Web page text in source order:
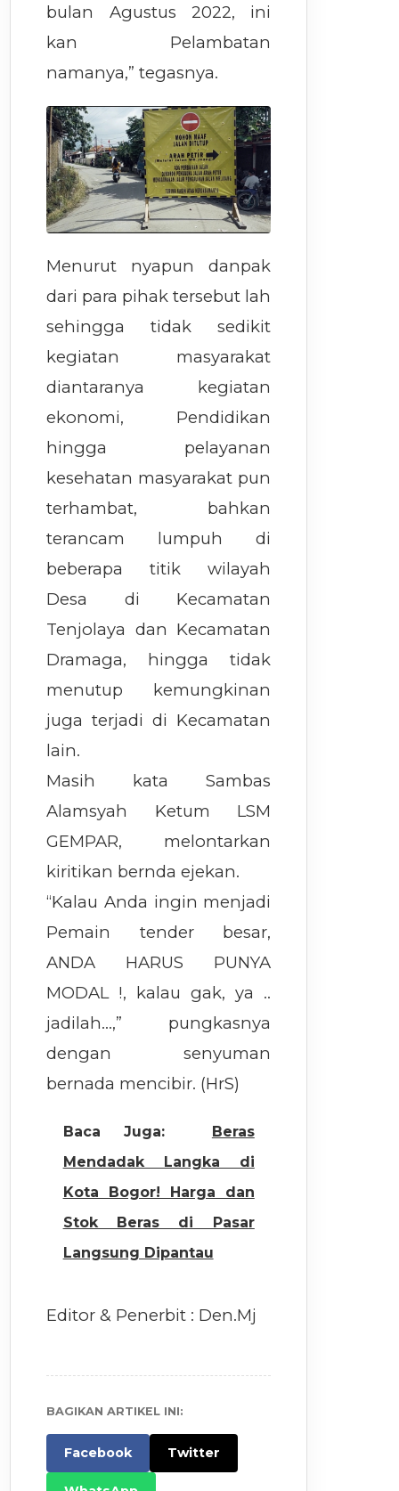
bulan Agustus 2022, ini
kan Pelambatan
namanya,” tegasnya.
Menurut nyapun danpak
dari para pihak tersebut lah
sehingga tidak sedikit
kegiatan masyarakat
diantaranya kegiatan
ekonomi, Pendidikan
hingga pelayanan
kesehatan masyarakat pun
terhambat, bahkan
terancam lumpuh di
beberapa titik wilayah
Desa di Kecamatan
Tenjolaya dan Kecamatan
Dramaga, hingga tidak
menutup kemungkinan
juga terjadi di Kecamatan
lain.
Masih kata Sambas
Alamsyah Ketum LSM
GEMPAR, melontarkan
kiritikan bernda ejekan.
“Kalau Anda ingin menjadi
Pemain tender besar,
ANDA HARUS PUNYA
MODAL !, kalau gak, ya ..
jadilah…,” pungkasnya
dengan senyuman
bernada mencibir. (HrS)
Baca Juga:
Beras
Mendadak Langka di
Kota Bogor! Harga dan
Stok Beras di Pasar
Langsung Dipantau
Editor & Penerbit : Den.Mj
BAGIKAN ARTIKEL INI:
Facebook Twitter